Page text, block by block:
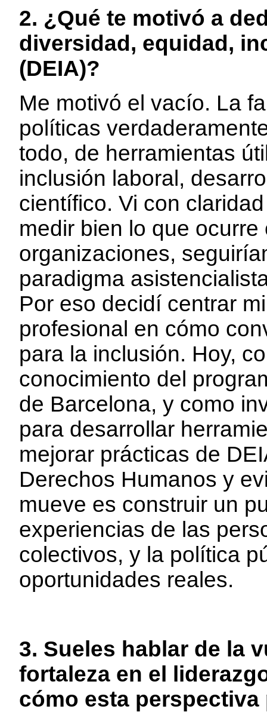
2. ¿Qué te motivó a
diversidad, equidad,
(DEIA)?
Me motivó el vacío. La
políticas
todo, de herramientas
inclusión laboral,
científico. Vi con
medir bien lo que
organizaciones,
paradigma
Por eso decidí centrar
profesional en cómo
para la inclusión. Hoy,
conocimiento del
de Barcelona, y como
para desarrollar
mejorar prácticas de
Derechos Humanos y
mueve es construir un
experiencias de las
colectivos, y la política
oportunidades reales.
3. Sueles hablar de la
fortaleza en el
cómo esta